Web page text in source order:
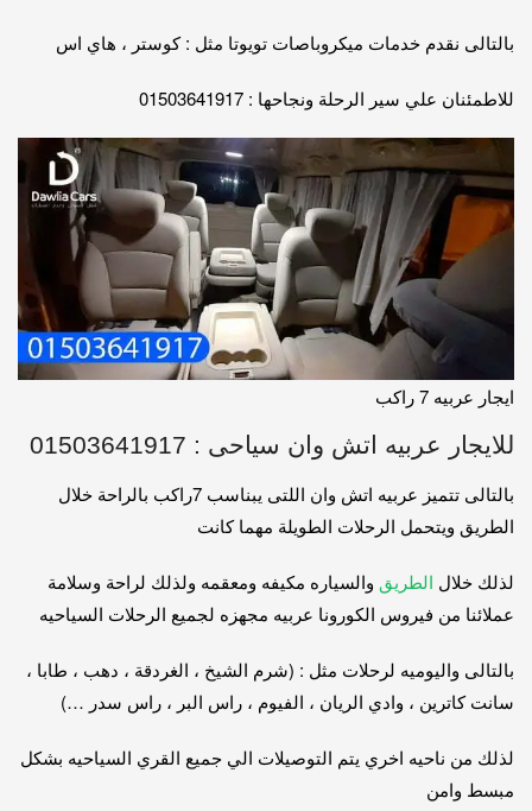
بالتالى نقدم خدمات ميكروباصات تويوتا مثل : كوستر ، هاي اس
للاطمئنان علي سير الرحلة ونجاحها : 01503641917
ايجار عربيه 7 راكب
للايجار عربيه اتش وان سياحى : 01503641917
بالتالى تتميز عربيه اتش وان اللتى يبناسب 7راكب بالراحة خلال
الطريق ويتحمل الرحلات الطويلة مهما كانت
لذلك خلال الطريق والسياره مكيفه ومعقمه ولذلك لراحة وسلامة
عملائنا من فيروس الكورونا عربيه مجهزه لجميع الرحلات السياحيه
بالتالى واليوميه لرحلات مثل : (شرم الشيخ ، الغردقة ، دهب ، طابا ،
سانت كاترين ، وادي الريان ، الفيوم ، راس البر ، راس سدر …)
لذلك من ناحيه اخري يتم التوصيلات الي جميع القري السياحيه بشكل
مبسط وامن